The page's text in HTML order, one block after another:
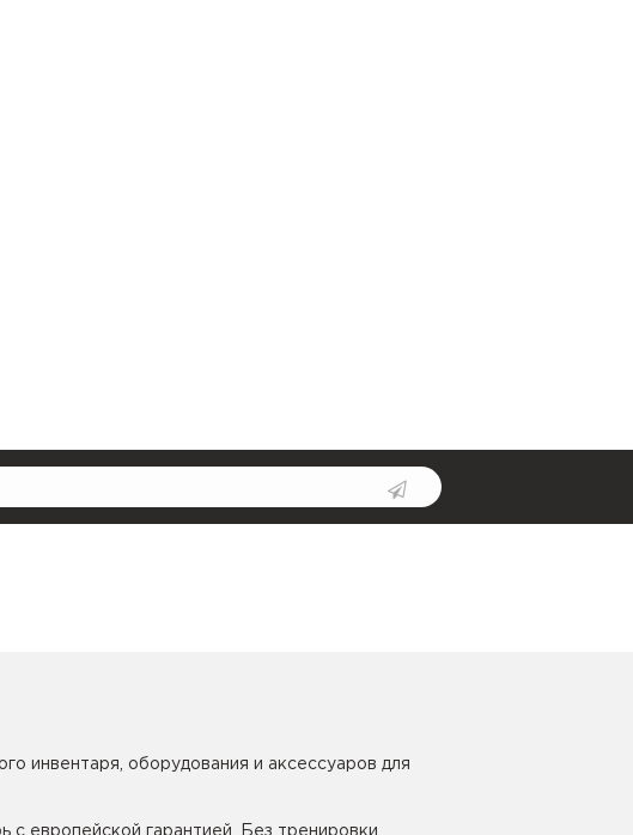
инвентаря, оборудования и аксессуаров для
с европейской гарантией. Без тренировки